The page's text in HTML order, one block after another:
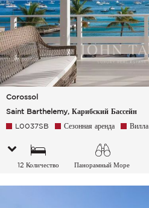
Corossol
Saint Barthelemy, Карибский Бассейн
L0037SB Сезонная аренда Вилла
12 Количество
Панорамный Море